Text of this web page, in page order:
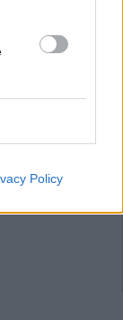
Policy